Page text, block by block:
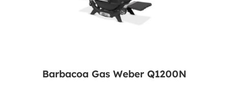
Barbacoa Gas Weber Q1200N